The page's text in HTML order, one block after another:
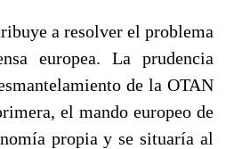
a resolver el problema
europea. La prudencia
de la OTAN
el mando europeo de
propia y se situaría al